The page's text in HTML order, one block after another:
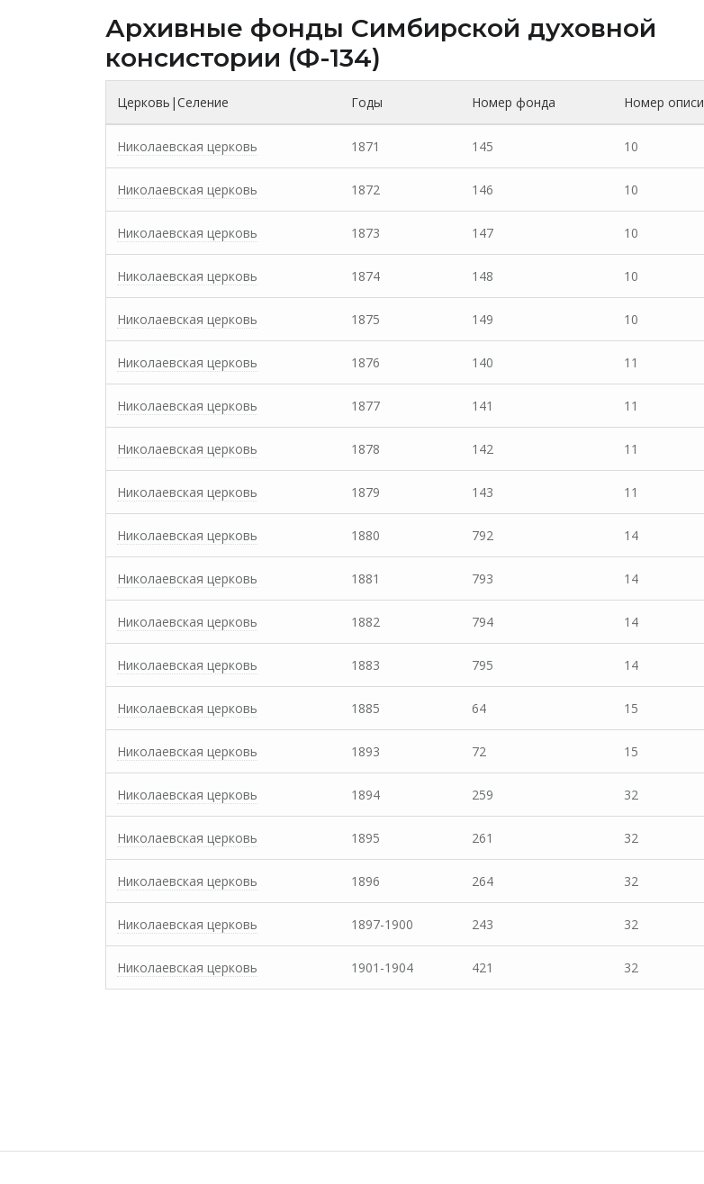
Архивные фонды Cимбирской духовной
консистории (Ф-134)
Церковь|Селение Годы Номер фонда Номер описи
Николаевская церковь 1871 145 10
Николаевская церковь 1872 146 10
Николаевская церковь 1873 147 10
Николаевская церковь 1874 148 10
Николаевская церковь 1875 149 10
Николаевская церковь 1876 140 11
Николаевская церковь 1877 141 11
Николаевская церковь 1878 142 11
Николаевская церковь 1879 143 11
Николаевская церковь 1880 792 14
Николаевская церковь 1881 793 14
Николаевская церковь 1882 794 14
Николаевская церковь 1883 795 14
Николаевская церковь 1885 64 15
Николаевская церковь 1893 72 15
Николаевская церковь 1894 259 32
Николаевская церковь 1895 261 32
Николаевская церковь 1896 264 32
Николаевская церковь 1897-1900 243 32
Николаевская церковь 1901-1904 421 32